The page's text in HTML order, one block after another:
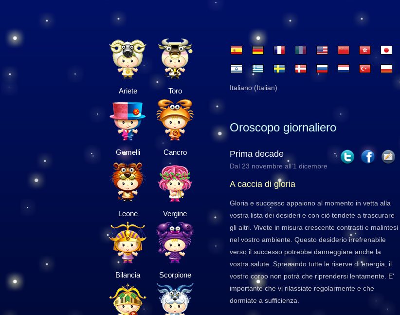
Ariete Toro
Gemelli Cancro
Leone Vergine
Bilancia Scorpione
Italiano (Italian)
Oroscopo giornaliero
Prima decade
Dal 23 novembre all'1 dicembre
A caccia di gloria
Gloria e successo appaiono al momento in vetta alla
vostra lista dei desideri e con ciò tendete a trascurare
gli altri. Vivete in misura crescente contrasti e malintesi
nel vostro ambiente. Questo desiderio irrefrenabile
verso il successo potrebbe danneggiare anche la
vostra salute. Sprecando tutte le riserve di energia, il
vostro corpo non potrà che riprendersi lentamente. E'
importante che vi rilassiate regolarmente e che
dormiate a sufficienza.